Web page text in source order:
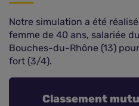
Notre simulation a été
femme de 40 ans, salariée
Bouches-du-Rhône (13)
fort (3/4).
Classement